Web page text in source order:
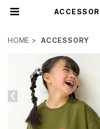
HOME ACCESSORY